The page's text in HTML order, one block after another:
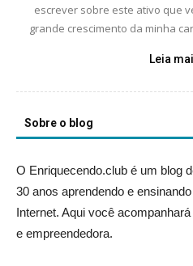
escrever sobre este ativo que
grande crescimento da minha
Leia
Sobre o blog
O Enriquecendo.club é um blog
30 anos aprendendo e
Internet. Aqui você
e empreendedora.